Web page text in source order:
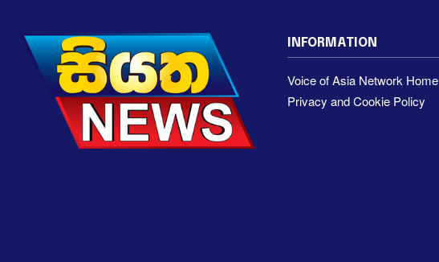
INFORMATION
Voice of Asia Network Home
Privacy and Cookie Policy